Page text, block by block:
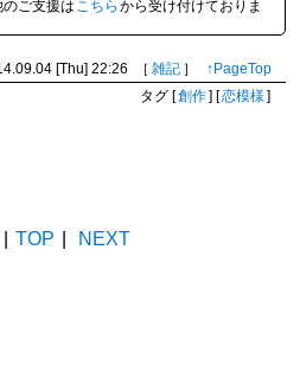
ご支援は こちら から受け付けておりま
[Thu] 22:26 ［ 雑記 ］
↑PageTop
タグ [創作] [恋模様]
TOP NEXT